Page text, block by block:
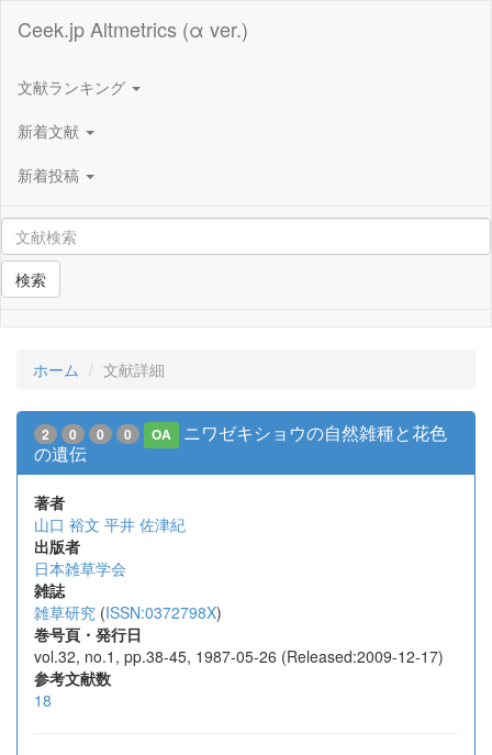
Ceek.jp Altmetrics (α ver.)
文献ランキング
新着文献
新着投稿
検索
ホーム 文献詳細
2 0 0 0 OA
ニワゼキショウの自然雑種と花色
の遺伝
著者
山口 裕文 平井 佐津紀
出版者
日本雑草学会
雑誌
雑草研究 (ISSN:0372798X)
巻号頁・発行日
vol.32, no.1, pp.38-45, 1987-05-26 (Released:2009-12-17)
参考文献数
18